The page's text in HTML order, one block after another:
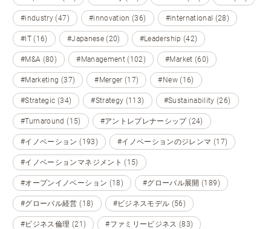
#industry (47) #innovation (36) #international (28)
#IT (16) #Japanese (20) #Leadership (42)
#M&A (80) #Management (102) #Market (60)
#Marketing (37) #Merger (17) #New (16)
#Strategic (34) #Strategy (113) #Sustainability (26)
#Turnaround (15) #アントレプレナーシップ (24)
#イノベーション (193) #イノベーションのジレンマ (17)
#イノベーションマネジメント (15)
#オープンイノベーション (18) #グローバル展開 (189)
#グローバル経営 (18) #ビジネスモデル (56)
#ビジネス倫理 (21) #ファミリービジネス (83)